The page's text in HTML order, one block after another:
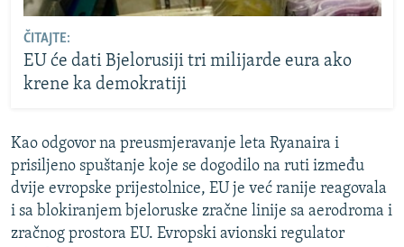
ČITAJTE:
EU će dati Bjelorusiji tri milijarde eura ako
krene ka demokratiji
Kao odgovor na preusmjeravanje leta Ryanaira i
prisiljeno spuštanje koje se dogodilo na ruti između
dvije evropske prijestolnice, EU je već ranije reagovala
i sa blokiranjem bjeloruske zračne linije sa aerodroma i
zračnog prostora EU. Evropski avionski regulator